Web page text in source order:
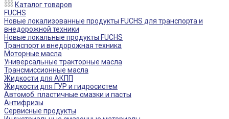
Каталог товаров
FUCHS
Новые локализованные продукты FUCHS для транспорта и
внедорожной техники
Новые локальные продукты FUCHS
Транспорт и внедорожная техника
Моторные масла
Универсальные тракторные масла
Трансмиссионные масла
Жидкости для АКПП
Жидкости для ГУР и гидросистем
Автомоб. пластичные смазки и пасты
Антифризы
Сервисные продукты